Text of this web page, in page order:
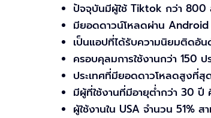
ปัจจุบันมีผู้ใช้ Tiktok กว่า 800
มียอดดาวน์โหลดผ่าน Android
เป็นแอปที่ได้รับความนิยมติดอัน
ครอบคุลมการใช้งานกว่า 150 ป
ประเทศที่มียอดดาวโหลดสูงที่
มีผู้ที่ใช้งานที่มีอายุต่ำกว่า 30 ปี
ผู้ใช้งานใน USA จำนวน 51%